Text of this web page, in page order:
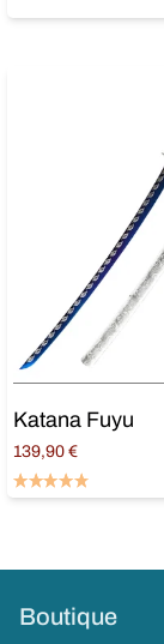
Ajouter au panier
Katana Fuyu
139,90 €
Ajouter au panier
Boutique